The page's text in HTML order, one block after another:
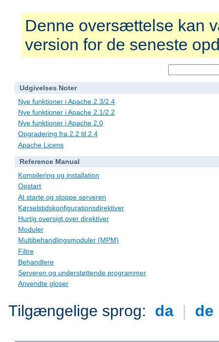
Denne oversættelse kan
version for de seneste
Udgivelses Noter
Nye funktioner i Apache 2.3/2.4
Nye funktioner i Apache 2.1/2.2
Nye funktioner i Apache 2.0
Opgradering fra 2.2 til 2.4
Apache Licens
Reference Manual
Kompilering og installation
Opstart
At starte og stoppe serveren
Kørselstidskonfigurationsdirektiver
Hurtig oversigt over direktiver
Moduler
Multibehandlingsmoduler (MPM)
Filtre
Behandlere
Serveren og understøttende programmer
Anvendte gloser
Tilgængelige sprog: da | de